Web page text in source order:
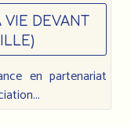
VIE DEVANT
en partenariat